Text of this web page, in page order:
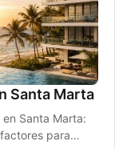
Santa Marta
Santa Marta:
para